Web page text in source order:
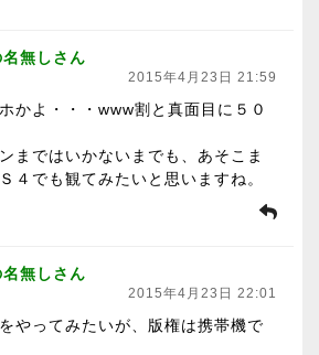
無しさん
2015年4月23日 21:59
かよ・・・www割と真面目に５０
まではいかないまでも、あそこま
４でも観てみたいと思いますね。
無しさん
2015年4月23日 22:01
やってみたいが、版権は携帯機で